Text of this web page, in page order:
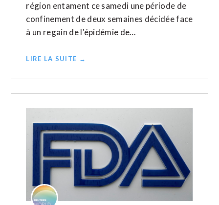
région entament ce samedi une période de
confinement de deux semaines décidée face
à un regain de l'épidémie de…
LIRE LA SUITE →